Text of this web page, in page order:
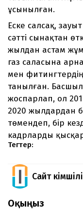
ұсынылған.
Еске салсақ,
сәтті сынақтан
жылдан астам
газ саласына
мен фитингтердің
танылған.
жоспарлап, ол
2020 жылдардан
төмендеп, бір
кадрларды
Тегтер:
Сайт
Оқыңыз